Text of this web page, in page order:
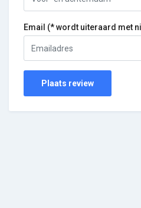
Email (* wordt uiteraard met
Plaats review